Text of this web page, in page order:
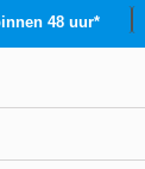
48 uur*